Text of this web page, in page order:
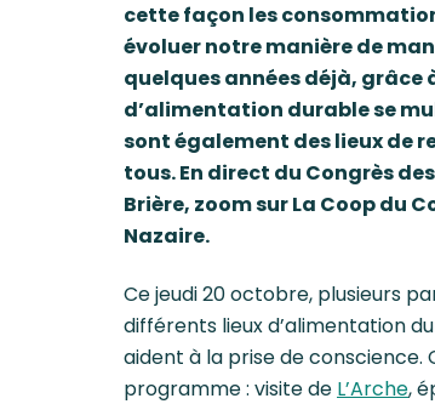
cette façon les
évoluer notre manière de
quelques années déjà, grâce
d’alimentation durable se
sont également des lieux de
tous. En direct du Congrès
Brière, zoom sur La Coop du
Nazaire.
Ce jeudi 20 octobre, plusieurs
différents lieux d’alimentation
aident à la prise de conscience.
programme : visite de L’Arche,